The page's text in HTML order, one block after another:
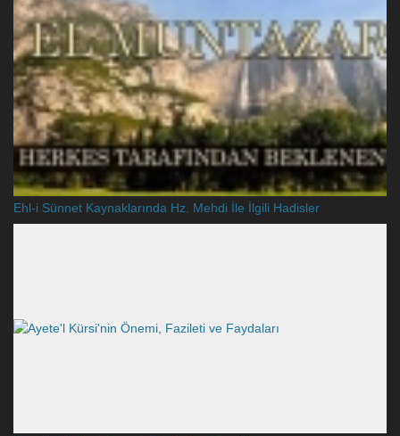
Ehl-i Sünnet Kaynaklarında Hz. Mehdi İle İlgili Hadisler